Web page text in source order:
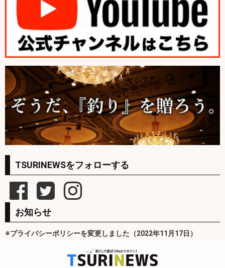
TSURINEWSをフォローする
お知らせ
※プライバシーポリシーを変更しました（2022年11月17日）